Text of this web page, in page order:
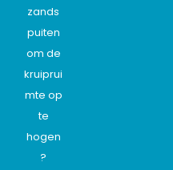
zands
puiten
om de
kruiprui
mte op
te
hogen
?